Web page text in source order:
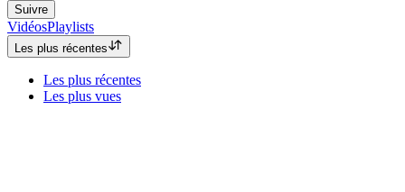
Suivre
VidéosPlaylists
Les plus récentes
Les plus récentes
Les plus vues